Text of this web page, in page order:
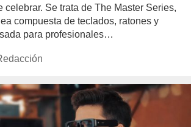
celebrar. Se trata de The Master Series,
compuesta de teclados, ratones y
para profesionales…
www.experimenta.es/author/redaccion/